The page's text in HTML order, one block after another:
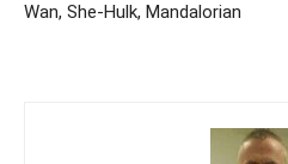
Wan, She-Hulk, Mandalorian